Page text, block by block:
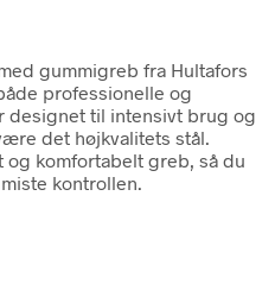
gummigreb fra Hultafors
professionelle og
designet til intensivt brug og
det højkvalitets stål.
komfortabelt greb, så du
kontrollen.